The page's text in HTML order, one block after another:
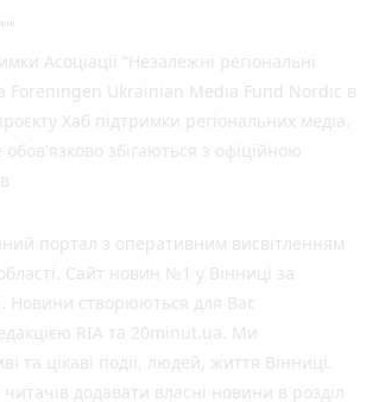
Асоціації “Незалежні регіональні
Foreningen Ukrainian Media Fund Nordic в
Хаб підтримки регіональних медіа.
збігаються з офіційною
портал з оперативним висвітленням
Сайт новин №1 у Вінниці за
Новини створюються для Вас
RIA та 20minut.ua. Ми
та цікаві події, людей, життя Вінниці.
додавати власні новини в розділ